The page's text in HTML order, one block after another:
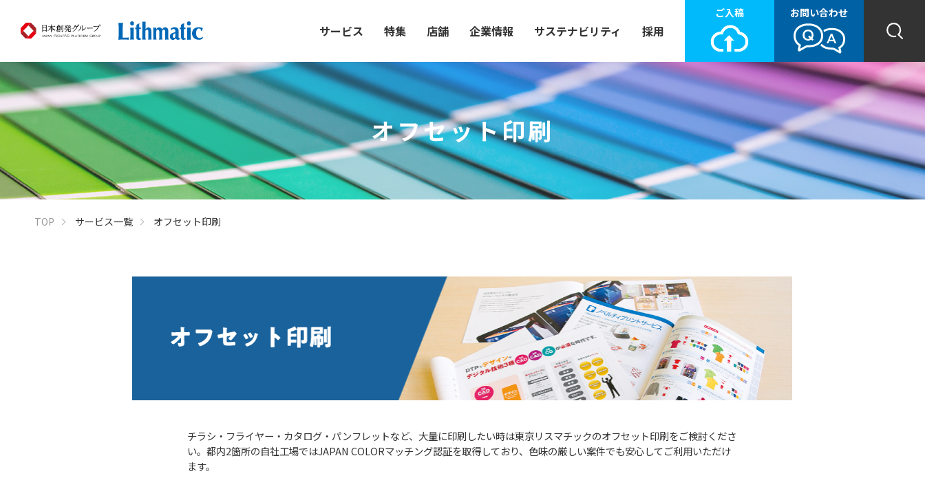
サービス 特集 店舗 企業情報 サステナビリティ 採用
ご入稿 お問い合わせ
オフセット印刷
TOP サービス一覧 オフセット印刷
チラシ・フライヤー・カタログ・パンフレットなど、大量に印刷したい時は東京リスマチックのオフセット印刷をご検討くださ
い。都内2箇所の自社工場ではJAPAN COLORマッチング認証を取得しており、色味の厳しい案件でも安心してご利用いただけ
ます。